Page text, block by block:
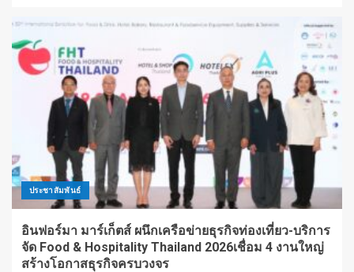
ประชาสัมพันธ์
อินฟอร์มา มาร์เก็ตส์ ผนึกเครือข่ายธุรกิจท่องเที่ยว-บริการ
จัด Food & Hospitality Thailand 2026เชื่อม 4 งานใหญ่
สร้างโอกาสธุรกิจครบวงจร